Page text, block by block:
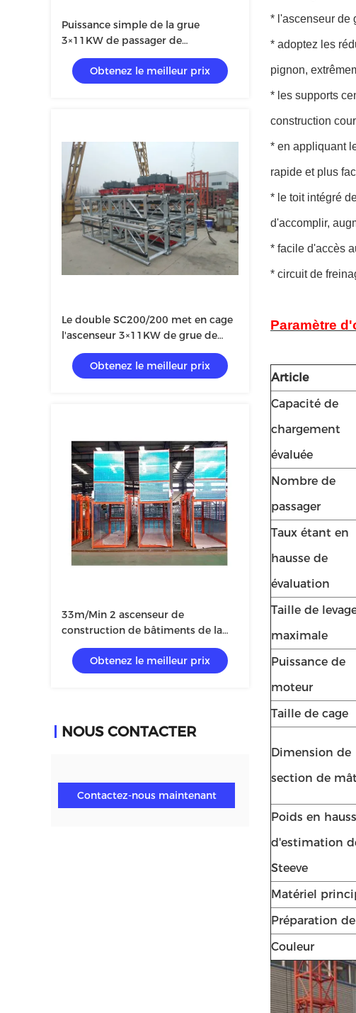
Puissance simple de la grue
3×11KW de passager de
construction de la cage SC200
Obtenez le meilleur prix
Le double SC200/200 met en cage
l'ascenseur 3×11KW de grue de
construction
Obtenez le meilleur prix
33m/Min 2 ascenseur de
construction de bâtiments de la
tonne 200m
Obtenez le meilleur prix
NOUS CONTACTER
Contactez-nous maintenant
* l'ascenseur de
* adoptez les
pignon,
* les supports
construction
* en appliquant
rapide et plus
* le toit intégré
d'accomplir,
* facile d'accès
* circuit de
Paramètre
Article
Capacité de
chargement
évaluée
Nombre de
passager
Taux étant en
hausse de
évaluation
Taille de
maximale
Puissance de
moteur
Taille de cage
Dimension de
section de mât
Poids en
d'estimation
Steeve
Matériel
Préparation
Couleur